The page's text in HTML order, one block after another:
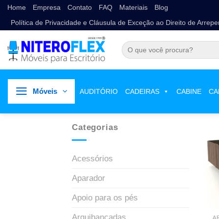
Home Empresa Contato FAQ Materiais Blog
Política de Privacidade e Cláusula de Exceção ao Direito de
Móveis AUDITÓRIO CADEIRAS CABINE
Categorias
Acessórios
Aparador
Apoio para os pés